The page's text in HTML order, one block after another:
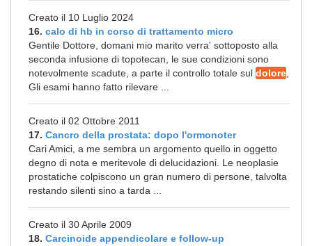
Creato il 10 Luglio 2024
16. calo di hb in corso di trattamento micro
Gentile Dottore, domani mio marito verra' sottoposto alla
seconda infusione di topotecan, le sue condizioni sono
notevolmente scadute, a parte il controllo totale sul dolore
Gli esami hanno fatto rilevare ...
Creato il 02 Ottobre 2011
17. Cancro della prostata: dopo l'ormonoter
Cari Amici, a me sembra un argomento quello in oggetto
degno di nota e meritevole di delucidazioni. Le neoplasie
prostatiche colpiscono un gran numero di persone, talvolta
restando silenti sino a tarda ...
Creato il 30 Aprile 2009
18. Carcinoide appendicolare e follow-up